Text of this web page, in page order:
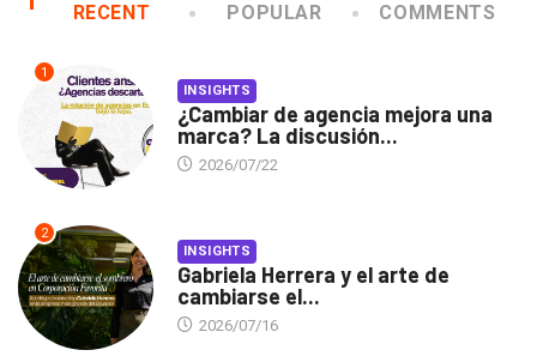
RECENT POPULAR COMMENTS
1
INSIGHTS
¿Cambiar de agencia mejora una
marca? La discusión...
2026/07/22
2
INSIGHTS
Gabriela Herrera y el arte de
cambiarse el...
2026/07/16